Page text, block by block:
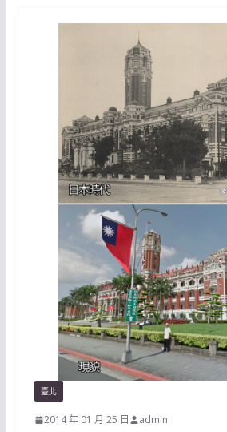
臺北
2014 年 01 月 25 日 admin